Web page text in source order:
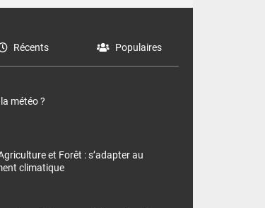
Récents Populaires
météo ?
et Forêt : s’adapter au
climatique